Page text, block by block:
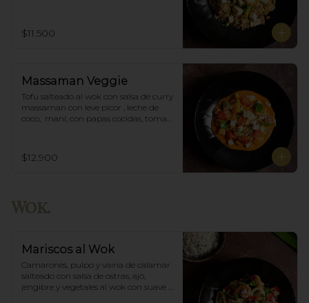
$11.500
Massaman Veggie
Tofu salteado al wok con salsa de curry
massaman con leve picor , leche de
coco,  maní, con papas cocidas, tomate
$12.900
Mariscos al Wok
Camarones, pulpo y vaina de calamar
salteado con salsa de ostras, ajó,
jengibre y vegetales al wok con suave